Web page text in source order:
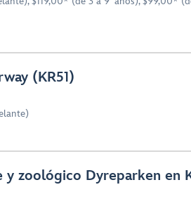
(KR51)
zoológico Dyreparken en